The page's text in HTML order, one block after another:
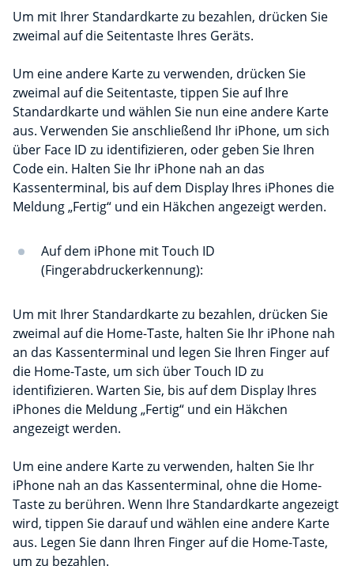
Um mit Ihrer Standardkarte zu bezahlen, drücken Sie
zweimal auf die Seitentaste Ihres Geräts.
Um eine andere Karte zu verwenden, drücken Sie
zweimal auf die Seitentaste, tippen Sie auf Ihre
Standardkarte und wählen Sie nun eine andere Karte
aus. Verwenden Sie anschließend Ihr iPhone, um sich
über Face ID zu identifizieren, oder geben Sie Ihren
Code ein. Halten Sie Ihr iPhone nah an das
Kassenterminal, bis auf dem Display Ihres iPhones die
Meldung „Fertig“ und ein Häkchen angezeigt werden.
Auf dem iPhone mit Touch ID
(Fingerabdruckerkennung):
Um mit Ihrer Standardkarte zu bezahlen, drücken Sie
zweimal auf die Home-Taste, halten Sie Ihr iPhone nah
an das Kassenterminal und legen Sie Ihren Finger auf
die Home-Taste, um sich über Touch ID zu
identifizieren. Warten Sie, bis auf dem Display Ihres
iPhones die Meldung „Fertig“ und ein Häkchen
angezeigt werden.
Um eine andere Karte zu verwenden, halten Sie Ihr
iPhone nah an das Kassenterminal, ohne die Home-
Taste zu berühren. Wenn Ihre Standardkarte angezeigt
wird, tippen Sie darauf und wählen eine andere Karte
aus. Legen Sie dann Ihren Finger auf die Home-Taste,
um zu bezahlen.